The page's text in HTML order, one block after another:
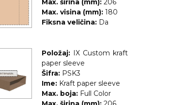
Max. širina (mm): 206
Max. visina (mm): 180
Fiksna veličina: Da
Položaj: IX Custom kraft
paper sleeve
Šifra: PSK3
Ime: Kraft paper sleeve
Max. boja: Full Color